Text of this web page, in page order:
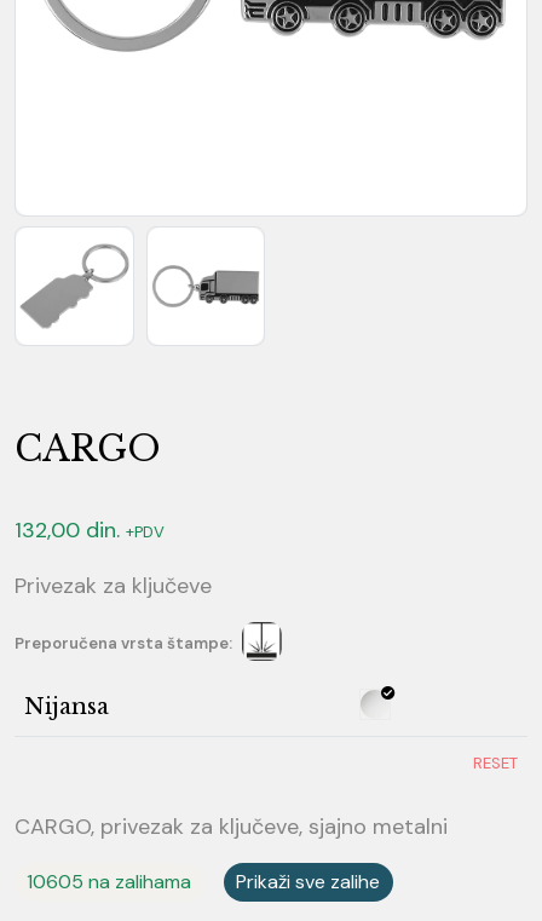
CARGO
132,00 din. +PDV
Privezak za ključeve
Preporučena vrsta štampe:
Nijansa
RESET
CARGO, privezak za ključeve, sjajno metalni
10605 na zalihama Prikaži sve zalihe